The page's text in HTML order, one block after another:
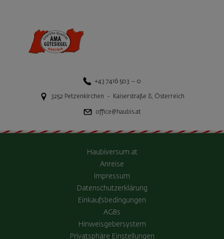
+43 7416 503 – 0
3252 Petzenkirchen - Kaiserstraße 8, Österreich
office@haubis.at
Haubiversum.at
Anreise
Impressum
Datenschutzerklärung
Einkaufsbedingungen
AGBs
Hinweisgebersystem
Privatsphäre Einstellungen